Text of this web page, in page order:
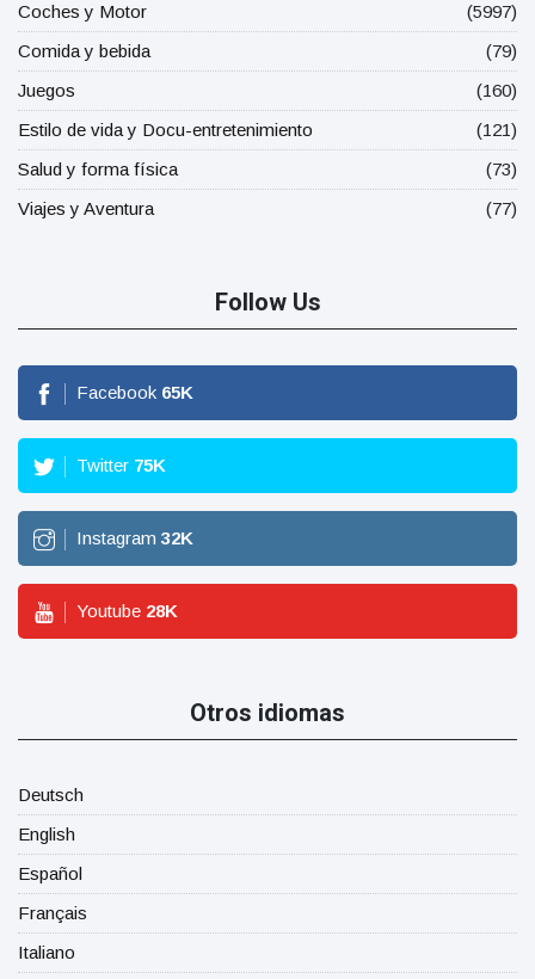
Coches y Motor
(5997)
Comida y bebida
(79)
Juegos
(160)
Estilo de vida y Docu-entretenimiento
(121)
Salud y forma física
(73)
Viajes y Aventura
(77)
Follow Us
Facebook 65K
Twitter 75K
Instagram 32K
Youtube 28K
Otros idiomas
Deutsch
English
Español
Français
Italiano